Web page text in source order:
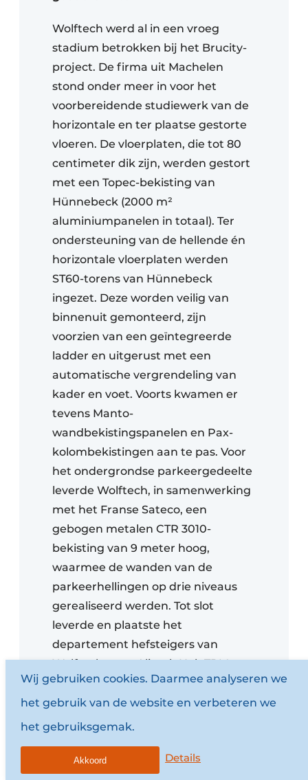
Wolftech werd al in een vroeg
stadium betrokken bij het Brucity-
project. De firma uit Machelen
stond onder meer in voor het
voorbereidende studiewerk van de
horizontale en ter plaatse gestorte
vloeren. De vloerplaten, die tot 80
centimeter dik zijn, werden gestort
met een Topec-bekisting van
Hünnebeck (2000 m²
aluminiumpanelen in totaal). Ter
ondersteuning van de hellende én
horizontale vloerplaten werden
ST60-torens van Hünnebeck
ingezet. Deze worden veilig van
binnenuit gemonteerd, zijn
voorzien van een geïntegreerde
ladder en uitgerust met een
automatische vergrendeling van
kader en voet. Voorts kwamen er
tevens Manto-
wandbekistingspanelen en Pax-
kolombekistingen aan te pas. Voor
het ondergrondse parkeergedeelte
leverde Wolftech, in samenwerking
met het Franse Sateco, een
gebogen metalen CTR 3010-
bekisting van 9 meter hoog,
waarmee de wanden van de
parkeerhellingen op drie niveaus
gerealiseerd werden. Tot slot
leverde en plaatste het
departement hefsteigers van
Wolftech twee Alimak Hek TPM
3000 TD-goederenliften met
dubbele mast om een vlotte
afwerking van het gebouw mogelijk
glasgevel veilig naar boven te
Wij gebruiken cookies. Daarmee analyseren we
het gebruik van de website en verbeteren we
het gebruiksgemak.
Details
Akkoord